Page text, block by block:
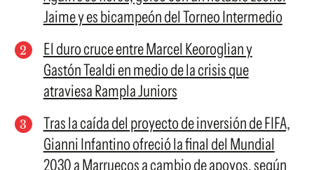
Jaime y es bicampeón del Torneo Intermedio
El duro cruce entre Marcel Keoroglian y
Gastón Tealdi en medio de la crisis que
atraviesa Rampla Juniors
Tras la caída del proyecto de inversión de FIFA,
Gianni Infantino ofreció la final del Mundial
2030 a Marruecos a cambio de apoyos, según